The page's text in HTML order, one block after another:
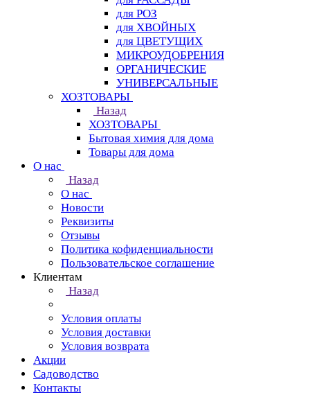
для РОЗ
для ХВОЙНЫХ
для ЦВЕТУЩИХ
МИКРОУДОБРЕНИЯ
ОРГАНИЧЕСКИЕ
УНИВЕРСАЛЬНЫЕ
ХОЗТОВАРЫ
Назад
ХОЗТОВАРЫ
Бытовая химия для дома
Товары для дома
О нас
Назад
О нас
Новости
Реквизиты
Отзывы
Политика кофиденциальности
Пользовательское соглашение
Клиентам
Назад
Условия оплаты
Условия доставки
Условия возврата
Акции
Садоводство
Контакты